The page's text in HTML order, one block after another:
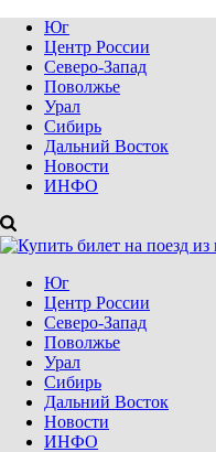
Юг
Центр России
Северо-Запад
Поволжье
Урал
Сибирь
Дальний Восток
Новости
ИНФО
Юг
Центр России
Северо-Запад
Поволжье
Урал
Сибирь
Дальний Восток
Новости
ИНФО